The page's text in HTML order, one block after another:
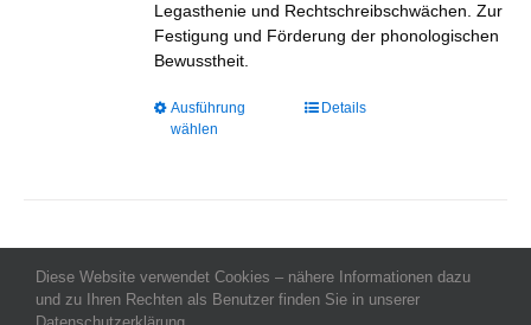
Legasthenie und Rechtschreibschwächen. Zur
Festigung und Förderung der phonologischen
Bewusstheit.
Ausführung
wählen
Dieses
Optionen
können
Details
Allgemeine Geschäftsbedingungen -Impressum-Datenschutz-
Kontakt- Copyright celeco®
Diese Website verwendet Cookies – nähere Informationen dazu
und zu Ihren Rechten als Benutzer finden Sie in unserer